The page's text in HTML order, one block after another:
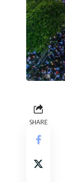
SHARE